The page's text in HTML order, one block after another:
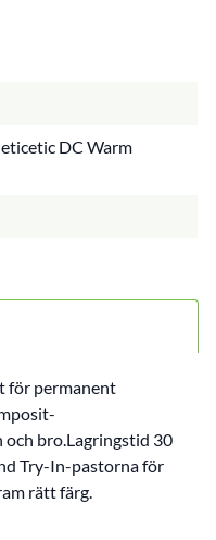
DC Warm
för permanent
och bro.Lagringstid 30
Try-In-pastorna för
rätt färg.